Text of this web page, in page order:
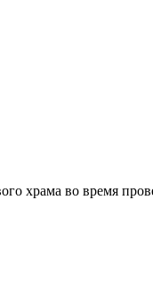
храма во время